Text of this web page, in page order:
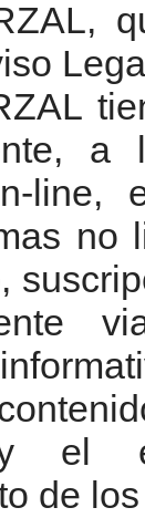
line,
no
el
de